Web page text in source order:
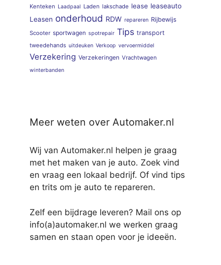
Kenteken Laadpaal Laden lakschade lease leaseauto
Leasen onderhoud RDW repareren Rijbewijs
Scooter sportwagen spotrepair Tips transport
tweedehands uitdeuken Verkoop vervoermiddel
Verzekering Verzekeringen Vrachtwagen
winterbanden
Meer weten over Automaker.nl
Wij van Automaker.nl helpen je graag
met het maken van je auto. Zoek vind
en vraag een lokaal bedrijf. Of vind tips
en trits om je auto te repareren.
Zelf een bijdrage leveren? Mail ons op
info(a)automaker.nl we werken graag
samen en staan open voor je ideeën.